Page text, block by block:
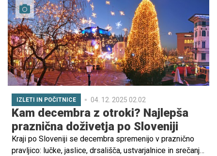
sporočila eno najlepših novic.
IZLETI IN POČITNICE 04. 12. 2025 02.02
Kam decembra z otroki? Najlepša
praznična doživetja po Sloveniji
Kraji po Sloveniji se decembra spremenijo v praznično
pravljico: lučke, jaslice, drsališča, ustvarjalnice in srečanja